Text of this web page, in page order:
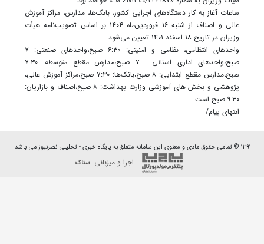
ساعات آغاز به کار دستگاه‌های اجرایی کشور، بانک‌ها، مدارس، مراکز آموزش
عالی و اصناف از شنبه ۱۶ فروردین‌ماه ۱۴۰۴ بر اساس تصویب‌نامه هیأت
وزیران در تاریخ ۱۸ اسفند ۱۴۰۱ تعیین می‌شود.
واحدهای انتظامی، نظامی و امنیتی: ۶:۳۰ صبح،واحدهای صنعتی: ۷
صبح،واحدهای اداری استانی: ۷ صبح،مدارس مقطع متوسطه: ۷:۳۰
صبح،مدارس مقطع ابتدایی: ۸ صبح،بانک‌ها: ۷:۳۰ صبح،مراکز آموزش عالی،
پژوهشی و بخش های آموزشی وزارت بهداشت: ۸ صبح،اصناف و بازاریان:
۹:۳۰ صبح است.
انتهای پیام/
۱۳۹۱ © تمامی حقوق مادی و معنوی این سامانه متعلق به پایگاه خبری - تحلیلی نصرنیوز می باشد.
اجرا و میزبانی:ستاک